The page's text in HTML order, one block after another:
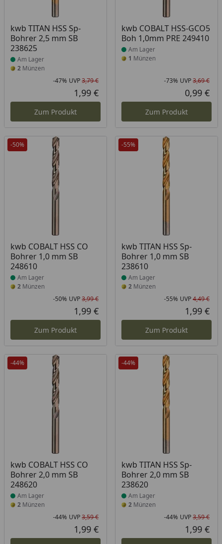
kwb TITAN HSS Sp-
Bohrer 2,5 mm SB
238625
Produkt am Lager
Am Lager
2 Münzen
Rabatt in Prozent
-47%
Ursprünglicher Preis
UVP3,79 €
Aktueller Preis
1,99 €
Zum Produkt
kwb COBALT HSS-GCO5
Boh 1,0mm PRE 249410
Produkt am Lager
Am Lager
1 Münzen
-73% UVP3,69 €
0,99 €
Zum Produkt
-50%
kwb COBALT HSS CO
Bohrer 1,0 mm SB
248610
Produkt am Lager
Am Lager
2 Münzen
Rabatt in Prozent
-50%
Ursprünglicher Preis
UVP3,99 €
Aktueller Preis
1,99 €
Zum Produkt
-55%
kwb TITAN HSS Sp-
Bohrer 1,0 mm SB
238610
Produkt am Lager
Am Lager
2Münzen
-55% UVP4,49 €
1,99 €
Zum Produkt
-44%
kwb COBALT HSS CO
Bohrer 2,0 mm SB
248620
Produkt am Lager
Am Lager
2 Münzen
Rabatt in Prozent
-44%
Ursprünglicher Preis
UVP3,59 €
Aktueller Preis
1,99 €
-44%
kwb TITAN HSS Sp-
Bohrer 2,0 mm SB
238620
Produkt am Lager
Am Lager
2Münzen
-44% UVP3,59 €
1,99 €